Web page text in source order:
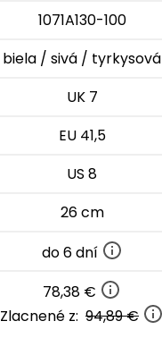
1071A130-100
biela / sivá / tyrkysová
UK 7
EU 41,5
US 8
26 cm
do 6 dní
78,38 €
Zlacnené z: 94,89 €